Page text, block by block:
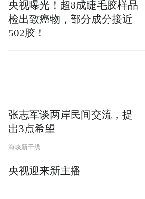
热门方向。
(本文章版权归凤凰网所有，未经授权，不得转载)
央视曝光！超8成睫毛胶样品
检出致癌物，部分成分接近
502胶！
张志军谈两岸民间交流，提
出3点希望
海峡新干线
央视迎来新主播